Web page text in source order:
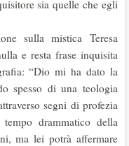
sia quelle che egli
sulla mistica Teresa
e resta frase inquisita
“Dio mi ha dato la
spesso di una teologia
segni di profezia
drammatico della
ma lei potrà affermare